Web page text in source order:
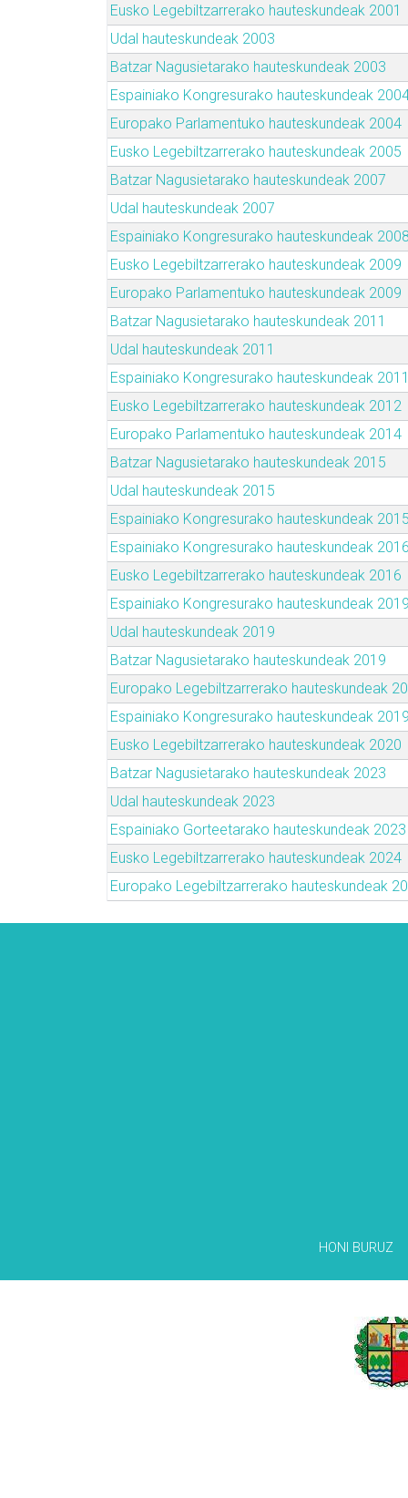
Eusko Legebiltzarrerako hauteskundeak 2001
Udal hauteskundeak 2003
Batzar Nagusietarako hauteskundeak 2003
Espainiako Kongresurako hauteskundeak
Europako Parlamentuko hauteskundeak 2004
Eusko Legebiltzarrerako hauteskundeak 2005
Batzar Nagusietarako hauteskundeak 2007
Udal hauteskundeak 2007
Espainiako Kongresurako hauteskundeak 2008
Eusko Legebiltzarrerako hauteskundeak 2009
Europako Parlamentuko hauteskundeak 2009
Batzar Nagusietarako hauteskundeak 2011
Udal hauteskundeak 2011
Espainiako Kongresurako hauteskundeak 2011
Eusko Legebiltzarrerako hauteskundeak 2012
Europako Parlamentuko hauteskundeak 2014
Batzar Nagusietarako hauteskundeak 2015
Udal hauteskundeak 2015
Espainiako Kongresurako hauteskundeak 2015
Espainiako Kongresurako hauteskundeak 2016
Eusko Legebiltzarrerako hauteskundeak 2016
Espainiako Kongresurako hauteskundeak 2019
Udal hauteskundeak 2019
Batzar Nagusietarako hauteskundeak 2019
Europako Legebiltzarrerako hauteskundeak
Espainiako Kongresurako hauteskundeak 2019
Eusko Legebiltzarrerako hauteskundeak 2020
Batzar Nagusietarako hauteskundeak 2023
Udal hauteskundeak 2023
Espainiako Gorteetarako hauteskundeak 2023
Eusko Legebiltzarrerako hauteskundeak 2024
Europako Legebiltzarrerako hauteskundeak
HONI BURUZ